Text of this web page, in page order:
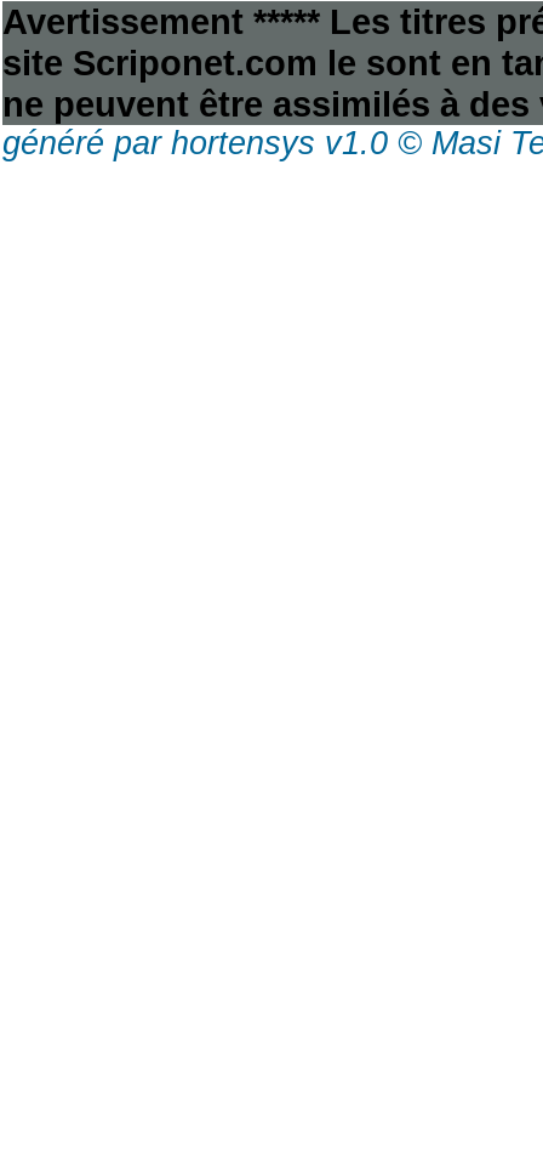
Avertissement ***** Les titres
site Scriponet.com le sont en
ne peuvent être assimilés à
généré par hortensys v1.0 © Masi